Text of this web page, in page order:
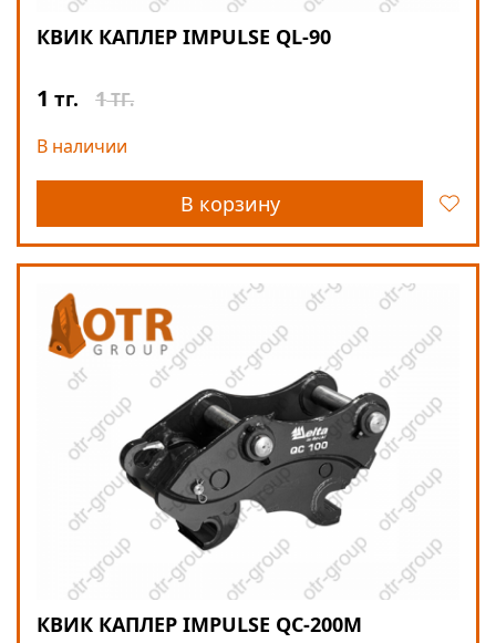
КВИК КАПЛЕР IMPULSE QL-90
1 тг. 1ТГ.
В корзину
В наличии
КВИК КАПЛЕР IMPULSE QC-200M